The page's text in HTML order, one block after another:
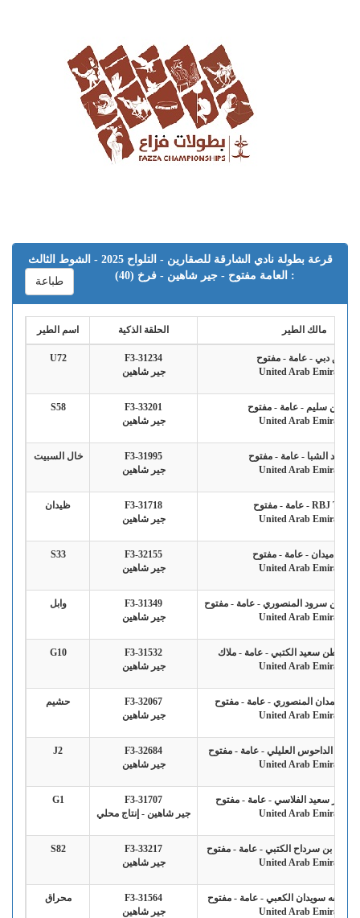
قرعة بطولة نادي الشارقة للصقارين - التلواح 2025 - الشوط الثالث
: العامة مفتوح - جير شاهين - فرخ (40)
طباعة
مالك الطير الحلقة الذكية اسم الطير
فريق دبي - عامة - مفتوح
United Arab Emirates
F3-31234
جير شاهين
U72
حازم بن سليم - عامة - مفتوح
United Arab Emirates
F3-33201
جير شاهين
S58
فريق ند الشبا - عامة - مفتوح
United Arab Emirates
F3-31995
جير شاهين
خال السبيت
RBJ Team - عامة - مفتوح
United Arab Emirates
F3-31718
جير شاهين
ظيدان
فريق ميدان - عامة - مفتوح
United Arab Emirates
F3-32155
جير شاهين
S33
بن سرود المنصوري - عامة - مفتوح
United Arab Emirates
F3-31349
جير شاهين
وابل
عاطن سعيد الكتبي - عامة - ملاك
United Arab Emirates
F3-31532
جير شاهين
G10
حمدان المنصوري - عامة - مفتوح
United Arab Emirates
F3-32067
جير شاهين
حشيم
سعيد الداحوس العليلي - عامة - مفتوح
United Arab Emirates
F3-32684
جير شاهين
J2
عمير سعيد الفلاسي - عامة - مفتوح
United Arab Emirates
F3-31707
جير شاهين - إنتاج محلي
G1
بن سرداح الكتبي - عامة - مفتوح
United Arab Emirates
F3-33217
جير شاهين
S82
خليفه سويدان الكعبي - عامة - مفتوح
United Arab Emirates
F3-31564
جير شاهين
محراق